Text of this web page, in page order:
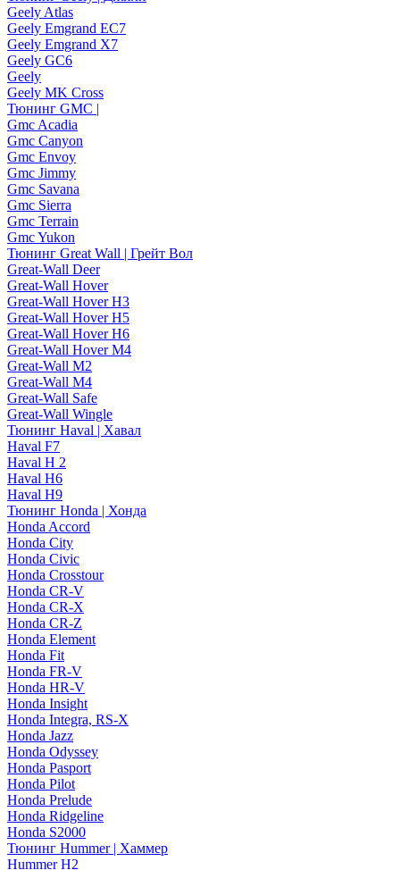
Geely Atlas
Geely Emgrand EC7
Geely Emgrand X7
Geely GC6
Geely
Geely MK Cross
Тюнинг GMC |
Gmc Acadia
Gmc Canyon
Gmc Envoy
Gmc Jimmy
Gmc Savana
Gmc Sierra
Gmc Terrain
Gmc Yukon
Тюнинг Great Wall | Грейт Вол
Great-Wall Deer
Great-Wall Hover
Great-Wall Hover H3
Great-Wall Hover H5
Great-Wall Hover H6
Great-Wall Hover M4
Great-Wall M2
Great-Wall M4
Great-Wall Safe
Great-Wall Wingle
Тюнинг Haval | Хавал
Haval F7
Haval H 2
Haval H6
Haval H9
Тюнинг Honda | Хонда
Honda Accord
Honda City
Honda Civic
Honda Crosstour
Honda CR-V
Honda CR-X
Honda CR-Z
Honda Element
Honda Fit
Honda FR-V
Honda HR-V
Honda Insight
Honda Integra, RS-X
Honda Jazz
Honda Odyssey
Honda Pasport
Honda Pilot
Honda Prelude
Honda Ridgeline
Honda S2000
Тюнинг Hummer | Хаммер
Hummer H2